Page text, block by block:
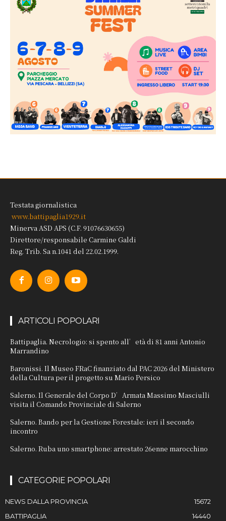
Testata giornalistica
www.battipaglia1929.it
Minerva ASD APS (C.F. 91076630655)
Direttore/responsabile Carmine Galdi
Reg. Trib. Sa n.1041 del 22.02.1999.
ARTICOLI POPOLARI
Battipaglia. Necrologio: si spento all’età di 81 anni Antonio
Marrandino
Baronissi. Il Museo FRaC finanziato dal PAC 2026 del Ministero
della Cultura per il progetto su Mario Persico
Salerno. Il Generale del Corpo D’Armata Massimo Masciulli
visita il Comando Provinciale di Salerno
Salerno. Bando per la Gestione Forestale: ieri il secondo
incontro
Salerno. Ruba uno smartphone: arrestato 26enne marocchino
CATEGORIE POPOLARI
NEWS DALLA PROVINCIA
15672
BATTIPAGLIA
14440